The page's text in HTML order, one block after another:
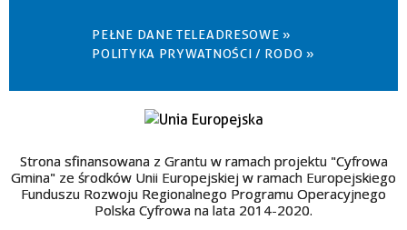
PEŁNE DANE TELEADRESOWE »
POLITYKA PRYWATNOŚCI / RODO »
Strona sfinansowana z Grantu w ramach projektu "Cyfrowa
Gmina" ze środków Unii Europejskiej w ramach Europejskiego
Funduszu Rozwoju Regionalnego Programu Operacyjnego
Polska Cyfrowa na lata 2014-2020.